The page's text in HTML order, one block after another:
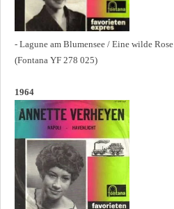
- Lagune am Blumensee / Eine wilde Rose
(Fontana YF 278 025)
1964